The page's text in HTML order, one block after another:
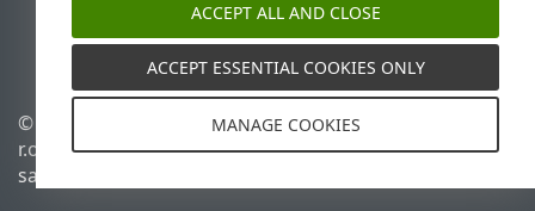
ESET Status Portal
Palaikymas regione
© 1992 - 2025 ESET, spol. s
r.o. - Visos teisės
saugomos.
Slapukų politika
ACCEPT ALL AND CLOSE
ACCEPT ESSENTIAL COOKIES ONLY
MANAGE COOKIES